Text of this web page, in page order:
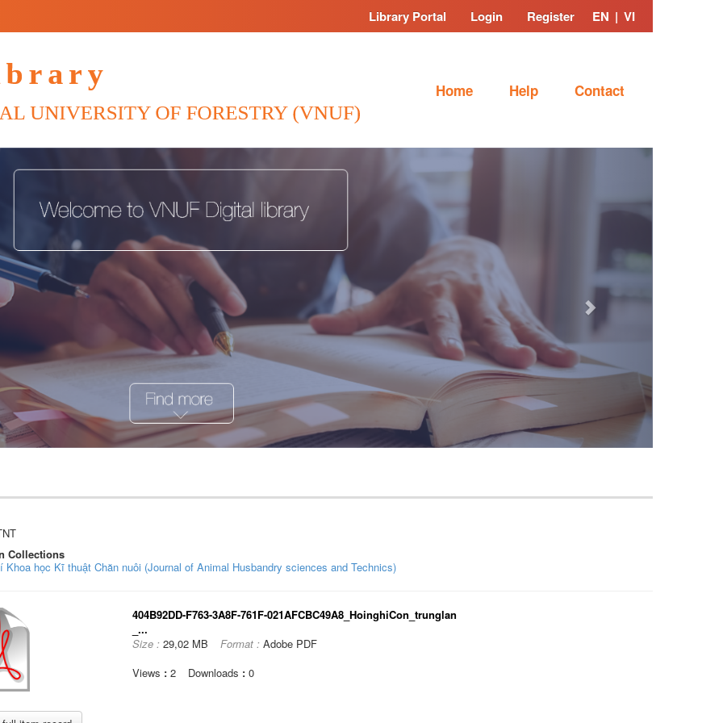
Library Portal Login Register EN | VI
Home Help Contact
Collections
Khoa học Kĩ thuật Chăn nuôi (Journal of Animal Husbandry sciences and Technics)
404B92DD-F763-3A8F-761F-021AFCBC49A8_HoinghiCon_trunglan
_...
Size : 29,02 MB Format : Adobe PDF
Views : 2 Downloads : 0